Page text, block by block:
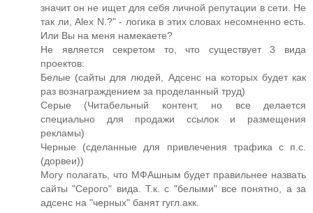
значит он не ищет для себя личной репутации в сети. Не
так ли, Alex N.?" - логика в этих словах несомненно есть.
Или Вы на меня намекаете?
Не является секретом то, что существует 3 вида
проектов:
Белые (сайты для людей, Адсенс на которых будет как
раз вознаграждением за проделанный труд)
Серые (Читабельный контент, но все делается
специально для продажи ссылок и размещения
рекламы)
Черные (сделанные для привлечения трафика с п.с.
(дорвеи))
Могу полагать, что МФАшным будет правильнее назвать
сайты "Серого" вида. Т.к. с "белыми" все понятно, а за
адсенс на "черных" банят гугл.акк.